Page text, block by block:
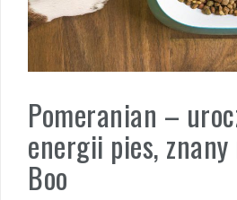
Pomeranian –
energii pies,
Boo